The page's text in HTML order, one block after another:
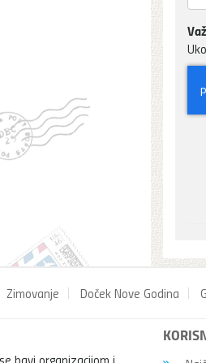
Zimovanje Doček Nove Godina